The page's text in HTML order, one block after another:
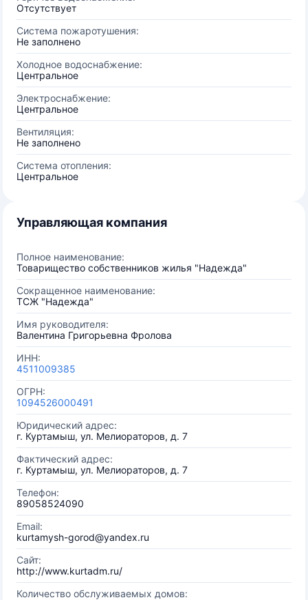
Отсутствует
Система пожаротушения:
Не заполнено
Холодное водоснабжение:
Центральное
Электроснабжение:
Центральное
Вентиляция:
Не заполнено
Система отопления:
Центральное
Управляющая компания
Полное наименование:
Товарищество собственников жилья "Надежда"
Сокращенное наименование:
ТСЖ "Надежда"
Имя руководителя:
Валентина Григорьевна Фролова
ИНН:
4511009385
ОГРН:
1094526000491
Юридический адрес:
г. Куртамыш, ул. Мелиораторов, д. 7
Фактический адрес:
г. Куртамыш, ул. Мелиораторов, д. 7
Телефон:
89058524090
Email:
kurtamysh-gorod@yandex.ru
Сайт:
http://www.kurtadm.ru/
Количество обслуживаемых домов: